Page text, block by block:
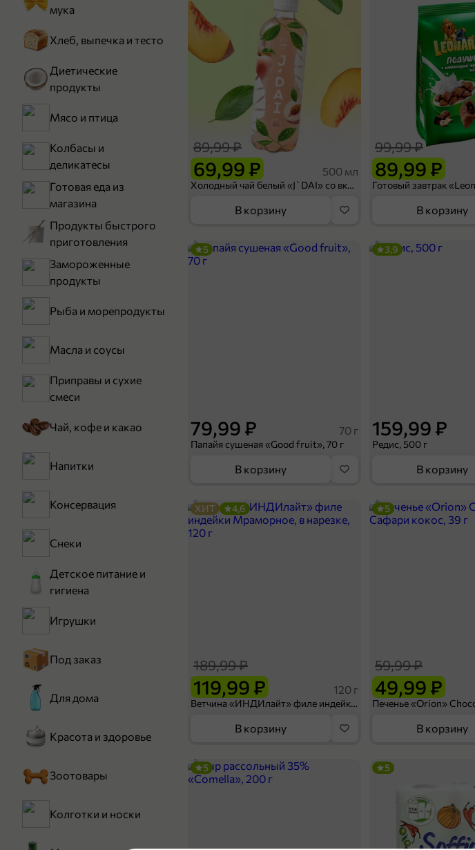
мука
Хлеб, выпечка и тесто
Диетические
продукты
Мясо и птица
Колбасы и
деликатесы
Готовая еда из
магазина
Продукты быстрого
приготовления
Замороженные
продукты
Рыба и морепродукты
Масла и соусы
Приправы и сухие
смеси
Чай, кофе и какао
Напитки
Консервация
Снеки
Детское питание и
гигиена
Игрушки
Под заказ
Для дома
Красота и здоровье
Зоотовары
Колготки и носки
69,99 ₽
89,99 ₽
500 мл
Холодный чай белый «J`DAI» со вкусом белого персика, 500 мл
В корзину
89,99 ₽
99,99 ₽
В корзину
79,99 ₽ 70 г
Папайя сушеная «Good fruit», 70 г
5
В корзину
159,99 ₽
Редис, 500 г
3,9
В корзину
119,99 ₽
189,99 ₽
120 г
Ветчина «ИНДИлайт» филе индейки Мраморное, в нарезке, 120 г
ХИТ 4,6
В корзину
49,99 ₽
59,99 ₽
5
В корзину
5 5